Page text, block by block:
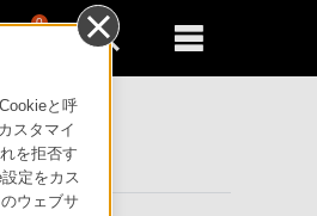
0
と呼
スタマイ
を拒否す
定をカス
ウェブサ